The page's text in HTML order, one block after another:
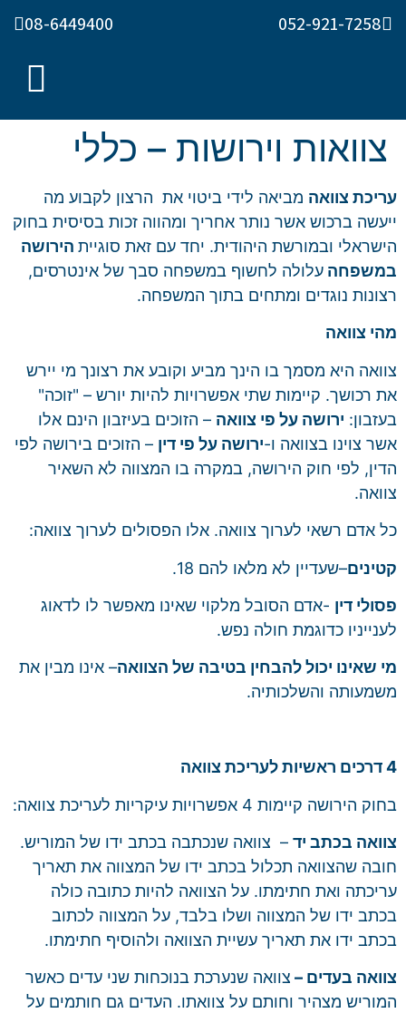
052-921-7258
08-6449400
צוואות וירושות – כללי
עריכת צוואה מביאה לידי ביטוי את הרצון לקבוע מה
ייעשה ברכוש אשר נותר אחריך ומהווה זכות בסיסית בחוק
הישראלי ובמורשת היהודית. יחד עם זאת סוגיית הירושה
במשפחה עלולה לחשוף במשפחה סבך של אינטרסים,
רצונות נוגדים ומתחים בתוך המשפחה.
מהי צוואה
צוואה היא מסמך בו הינך מביע וקובע את רצונך מי יירש
את רכושך. קיימות שתי אפשרויות להיות יורש – "זוכה"
בעזבון: ירושה על פי צוואה – הזוכים בעיזבון הינם אלו
אשר צוינו בצוואה ו-ירושה על פי דין – הזוכים בירושה לפי
הדין, לפי חוק הירושה, במקרה בו המצווה לא השאיר
צוואה.
כל אדם רשאי לערוך צוואה. אלו הפסולים לערוך צוואה:
קטינים–שעדיין לא מלאו להם 18.
פסולי דין -אדם הסובל מלקוי שאינו מאפשר לו לדאוג
לענייניו כדוגמת חולה נפש.
מי שאינו יכול להבחין בטיבה של הצוואה– אינו מבין את
משמעותה והשלכותיה.
4 דרכים ראשיות לעריכת צוואה
בחוק הירושה קיימות 4 אפשרויות עיקריות לעריכת צוואה:
צוואה בכתב יד – צוואה שנכתבה בכתב ידו של המוריש.
חובה שהצוואה תכלול בכתב ידו של המצווה את תאריך
עריכתה ואת חתימתו. על הצוואה להיות כתובה כולה
בכתב ידו של המצווה ושלו בלבד, על המצווה לכתוב
בכתב ידו את תאריך עשיית הצוואה ולהוסיף חתימתו.
צוואה בעדים – צוואה שנערכת בנוכחות שני עדים כאשר
המוריש מצהיר וחותם על צוואתו. העדים גם חותמים על